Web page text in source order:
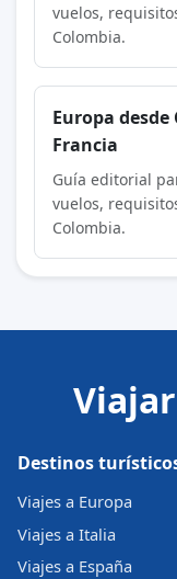
vuelos,
Colombia.
Europa
Francia
Guía editorial
vuelos,
Colombia.
Destinos
Viajes a Europa
Viajes a Italia
Viajes a España